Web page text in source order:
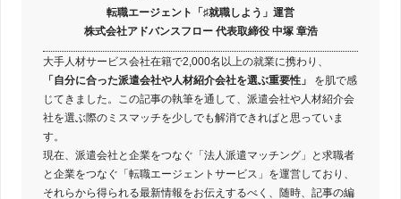
転職エージェント「♯就職しよう」運営
株式会社アドバンスフロー 代表取締役 中塚 章浩
大手人材サービス会社在籍で2,000名以上の就業に携わり、
「自分に合った派遣会社や人材紹介会社を選ぶ重要性」
を肌で感
じてきました。この記事の執筆を通して、派遣会社や人材紹介会
社を選ぶ際のミスマッチを少しでも解消できればと思っていま
す。
現在、派遣会社と企業をつなぐ「法人派遣マッチング」と求職者
と企業をつなぐ「転職エージェントサービス」を運営しており、
それらから得られる最新情報をお伝えするべく、随時、記事の編